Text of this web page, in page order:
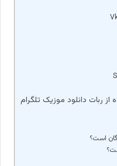
از ربات دانلود موزیک تلگرام
است؟